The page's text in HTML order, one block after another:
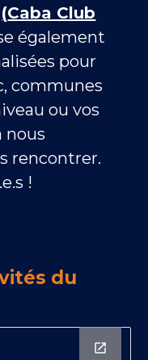
(Caba Club
également
pour
communes
ou vos
nous
rencontrer.
!
du